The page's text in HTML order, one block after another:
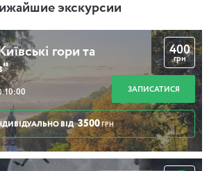
экскурсии
гори та
10:00
400
грн
ЗАПИСАТИСЯ
ВІД 3500 ГРН